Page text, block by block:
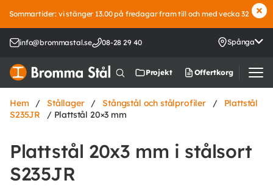
Sommartider: vi stänger 13.00 på fredagar fram till och med vecka 32
info@brommastal.se 08-28 29 40 Spånga
Projekt Offertkorg
Hem / Stållager / Stångstål och stålprofiler /
Plattstål
S235JR
/ Plattstål 20×3 mm
Plattstål 20x3 mm i stålsort
S235JR